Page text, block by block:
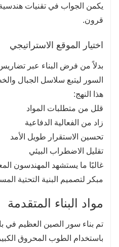
يكمن الجواب في تقنيات
قرون.
اختيار الموقع الاستراتيجي
بدلاً من فرض البناء عبر
السور ليتبع سلاسل الجبال
هذا النهج:
قلل من متطلبات المواد
زاد من الفعالية الدفاعية
تحسين الاستقرار طويل الأمد
تقليل الاضطراب البيئي
غالبًا ما يستشهد المهندسون
مبكر لتصميم البنية التحتية
مواد البناء المتقدمة
تم بناء سور الصين العظيم في
باستخدام الطوب المحروق